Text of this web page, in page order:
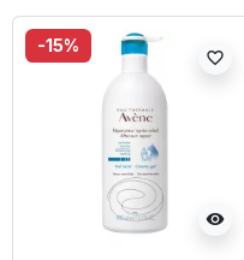
-15%
visibility
favorite_border